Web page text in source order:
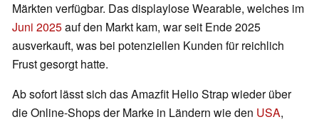
Märkten verfügbar. Das displaylose Wearable, welches im
Juni 2025auf den Markt kam, war seit Ende 2025
ausverkauft, was bei potenziellen Kunden für reichlich
Frust gesorgt hatte.
Ab sofort lässt sich das Amazfit Helio Strap wieder über
die Online-Shops der Marke in Ländern wie den USA,